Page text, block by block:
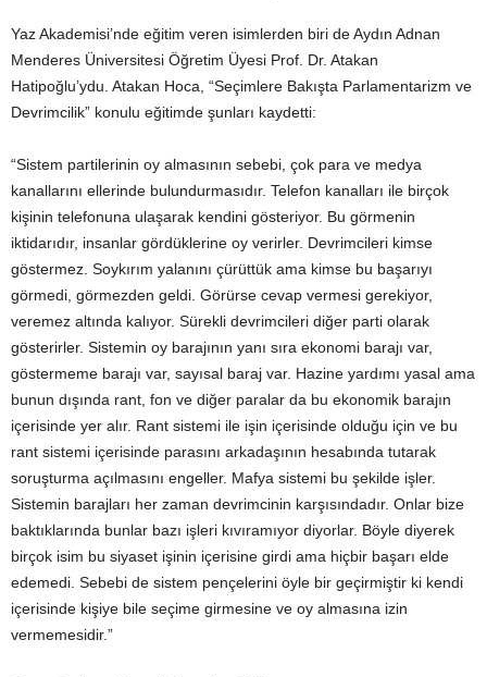
Yaz Akademisi’nde eğitim veren isimlerden biri de Aydın Adnan
Menderes Üniversitesi Öğretim Üyesi Prof. Dr. Atakan
Hatipoğlu’ydu. Atakan Hoca, “Seçimlere Bakışta Parlamentarizm ve
Devrimcilik” konulu eğitimde şunları kaydetti:
“Sistem partilerinin oy almasının sebebi, çok para ve medya
kanallarını ellerinde bulundurmasıdır. Telefon kanalları ile birçok
kişinin telefonuna ulaşarak kendini gösteriyor. Bu görmenin
iktidarıdır, insanlar gördüklerine oy verirler. Devrimcileri kimse
göstermez. Soykırım yalanını çürüttük ama kimse bu başarıyı
görmedi, görmezden geldi. Görürse cevap vermesi gerekiyor,
veremez altında kalıyor. Sürekli devrimcileri diğer parti olarak
gösterirler. Sistemin oy barajının yanı sıra ekonomi barajı var,
göstermeme barajı var, sayısal baraj var. Hazine yardımı yasal ama
bunun dışında rant, fon ve diğer paralar da bu ekonomik barajın
içerisinde yer alır. Rant sistemi ile işin içerisinde olduğu için ve bu
rant sistemi içerisinde parasını arkadaşının hesabında tutarak
soruşturma açılmasını engeller. Mafya sistemi bu şekilde işler.
Sistemin barajları her zaman devrimcinin karşısındadır. Onlar bize
baktıklarında bunlar bazı işleri kıvıramıyor diyorlar. Böyle diyerek
birçok isim bu siyaset işinin içerisine girdi ama hiçbir başarı elde
edemedi. Sebebi de sistem pençelerini öyle bir geçirmiştir ki kendi
içerisinde kişiye bile seçime girmesine ve oy almasına izin
vermemesidir.”